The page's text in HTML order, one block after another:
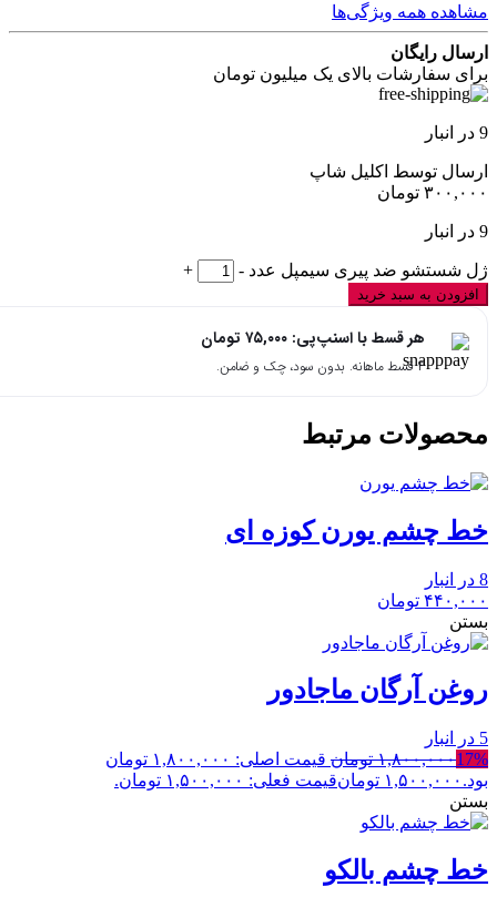
مشاهده همه ویژگی‌ها
ارسال رایگان
برای سفارشات بالای یک میلیون تومان
9 در انبار
ارسال توسط اکلیل شاپ
۳۰۰,۰۰۰ تومان
9 در انبار
ژل شستشو ضد پیری سیمپل عدد -
+
افزودن به سبد خرید
هر قسط با اسنپ‌پی: ۷۵,۰۰۰ تومان
۴ قسط ماهانه. بدون سود، چک و ضامن.
محصولات مرتبط
خط چشم یورن کوزه ای
8 در انبار
۴۴۰,۰۰۰ تومان
بستن
روغن آرگان ماجادور
5 در انبار
17%۱,۸۰۰,۰۰۰ تومان
قیمت اصلی: ۱,۸۰۰,۰۰۰ تومان
بود. ۱,۵۰۰,۰۰۰ تومانقیمت فعلی: ۱,۵۰۰,۰۰۰ تومان.
بستن
خط چشم بالکو